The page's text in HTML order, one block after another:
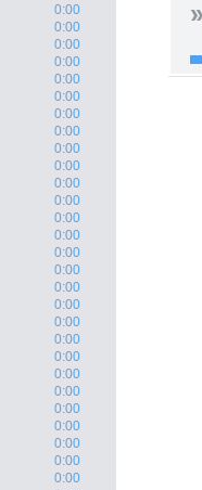
0:00
0:00
0:00
0:00
0:00
0:00
0:00
0:00
0:00
0:00
0:00
0:00
0:00
0:00
0:00
0:00
0:00
0:00
0:00
0:00
0:00
0:00
0:00
0:00
0:00
0:00
0:00
0:00